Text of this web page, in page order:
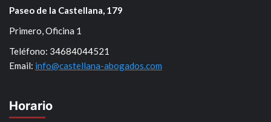
Paseo de la Castellana, 179
Primero, Oficina 1
Teléfono: 34684044521
Email: info@castellana-abogados.com
Horario